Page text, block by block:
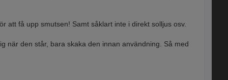
att få upp smutsen! Samt såklart inte i direkt solljus osv.
när den står, bara skaka den innan användning. Så med